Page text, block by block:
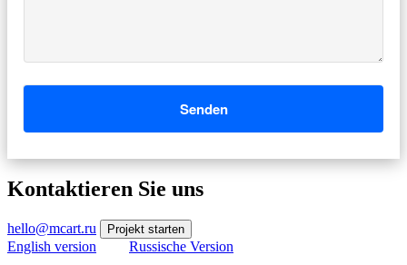
Senden
Kontaktieren Sie uns
hello@mcart.ru Projekt starten
English version Russische Version